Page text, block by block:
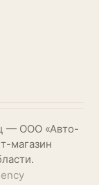
— ООО «Авто-
магазин